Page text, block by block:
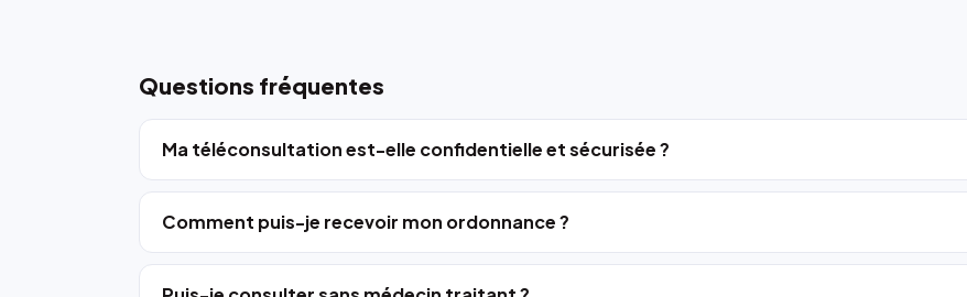
Questions fréquentes
Ma téléconsultation est-elle confidentielle et sécurisée ?
Comment puis-je recevoir mon ordonnance ?